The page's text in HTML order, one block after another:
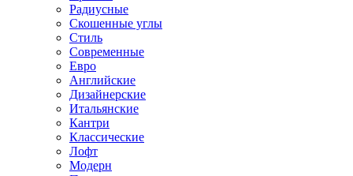
Радиусные
Скошенные углы
Стиль
Современные
Евро
Английские
Дизайнерские
Итальянские
Кантри
Классические
Лофт
Модерн